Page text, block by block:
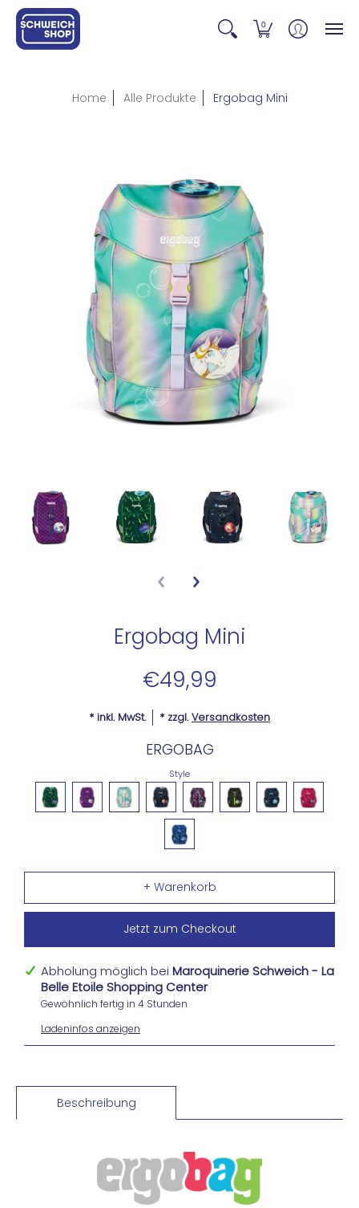
0
Home Alle Produkte Ergobag Mini
Ergobag Mini
€49,99
* inkl. MwSt. * zzgl.Versandkosten
ERGOBAG
Style
Jetzt zum Checkout
Abholung möglich bei Maroquinerie Schweich - La
Belle Etoile Shopping Center
Gewöhnlich fertig in 4 Stunden
Ladeninfos anzeigen
Beschreibung